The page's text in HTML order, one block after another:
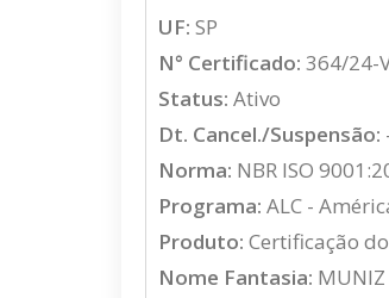
UF: SP
N° Certificado: 364/24-
Status: Ativo
Dt. Cancel./Suspensão:
Norma: NBR ISO
Programa: ALC -
Produto: Certificação
Nome Fantasia: MUNIZ